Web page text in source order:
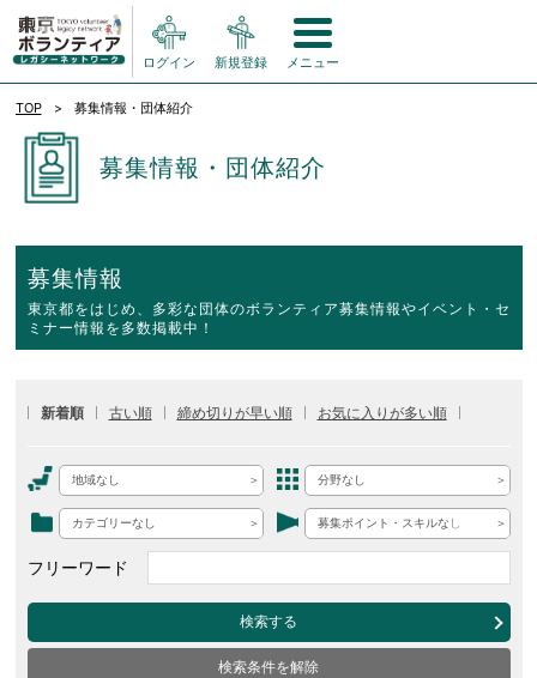
ログイン 新規登録 メニュー
TOP 募集情報・団体紹介
募集情報・団体紹介
募集情報
東京都をはじめ、多彩な団体のボランティア募集情報やイベント・セ
ミナー情報を多数掲載中！
新着順 古い順 締め切りが早い順 お気に入りが多い順
地域なし 分野なし
カテゴリーなし 募集ポイント・スキルなし
フリーワード
検索する
検索条件を解除